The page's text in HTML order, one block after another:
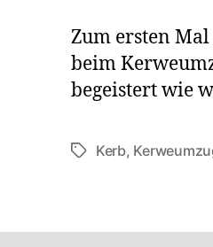
Zum ersten
beim
begeistert wie
Schlagwörter
Kerb,